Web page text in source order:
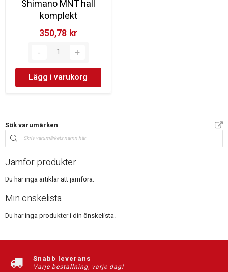
Shimano MNT hall
komplekt
350,78 kr‎
Lägg i varukorg
Sök varumärken
Jämför produkter
Du har inga artiklar att jämföra.
Min önskelista
Du har inga produkter i din önskelista.
Snabb leverans
Varje beställning, varje dag!